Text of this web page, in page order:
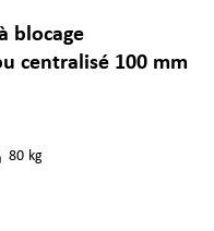
blocage
centralisé 100 mm
80 kg